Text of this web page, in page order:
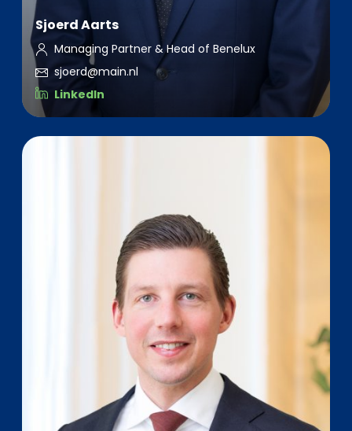
Sjoerd Aarts
Managing Partner & Head of Benelux
sjoerd@main.nl
LinkedIn